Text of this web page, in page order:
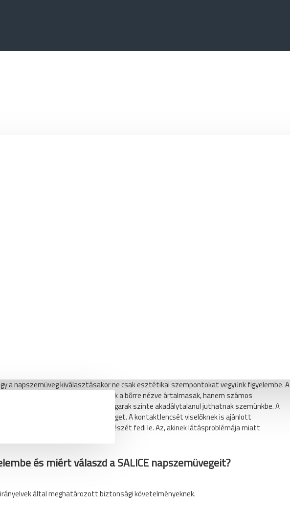
konzol, rögzítés
Milyen szempontoknak kell megfelelnie egy jó
a napszemüveg kiválasztásakor ne csak esztétikai szempontokat vegyünk figyelembe. A
ellen. Az UV sugarak nemcsak a bőrre nézve ártalmasak, hanem számos
pedig a rövidhullámú UV sugarak szinte akadálytalanul juthatnak szemünkbe. A
ilyenkor is viseljünk napszemüveget. A kontaktlencsét viselőknek is ajánlott
van látva, a szemnek csak egy kis részét fedi le. Az, akinek látásproblémája miatt
és miért válaszd a SALICE napszemüvegeit?
által meghatározott biztonsági követelményeknek.